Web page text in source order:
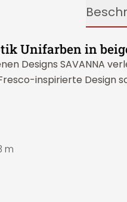
Unifarben in
Designs SAVANNA
inspirierte Design
m